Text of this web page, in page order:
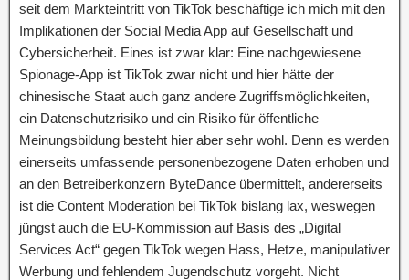
seit dem Markteintritt von TikTok beschäftige ich mich mit den
Implikationen der Social Media App auf Gesellschaft und
Cybersicherheit. Eines ist zwar klar: Eine nachgewiesene
Spionage-App ist TikTok zwar nicht und hier hätte der
chinesische Staat auch ganz andere Zugriffsmöglichkeiten,
ein Datenschutzrisiko und ein Risiko für öffentliche
Meinungsbildung besteht hier aber sehr wohl. Denn es werden
einerseits umfassende personenbezogene Daten erhoben und
an den Betreiberkonzern ByteDance übermittelt, andererseits
ist die Content Moderation bei TikTok bislang lax, weswegen
jüngst auch die EU-Kommission auf Basis des „Digital
Services Act“ gegen TikTok wegen Hass, Hetze, manipulativer
Werbung und fehlendem Jugendschutz vorgeht. Nicht